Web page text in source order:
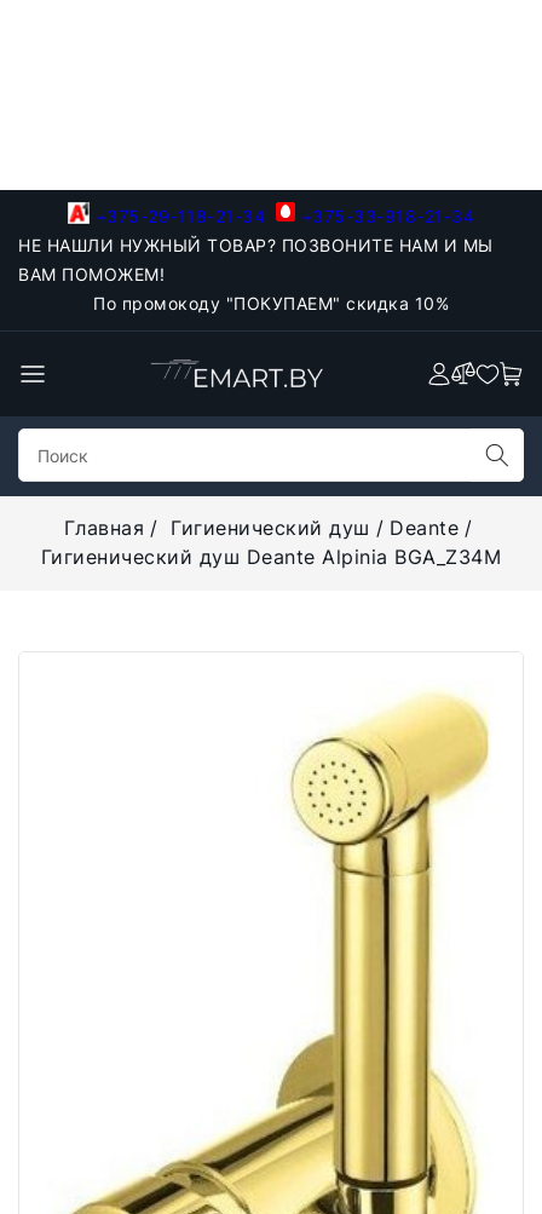
+375-29-118-21-34
+375-33-918-21-34
НЕ НАШЛИ НУЖНЫЙ ТОВАР? ПОЗВОНИТЕ НАМ И МЫ
ВАМ ПОМОЖЕМ!
По промокоду "ПОКУПАЕМ" скидка 10%
Главная Гигиенический душ
Deante
Гигиенический душ Deante Alpinia BGA_Z34M